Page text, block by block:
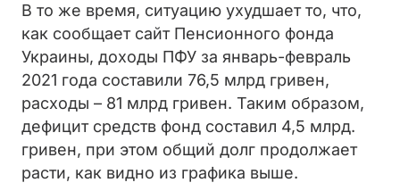
В то же время, ситуацию ухудшает то, что,
как сообщает сайт Пенсионного фонда
Украины, доходы ПФУ за январь-февраль
2021 года составили 76,5 млрд гривен,
расходы – 81 млрд гривен. Таким образом,
дефицит средств фонд составил 4,5 млрд.
гривен, при этом общий долг продолжает
расти, как видно из графика выше.